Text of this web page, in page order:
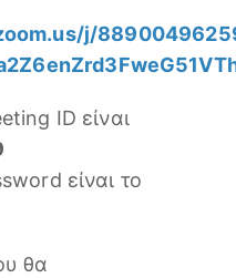
j/
ID είναι
είναι το
θα